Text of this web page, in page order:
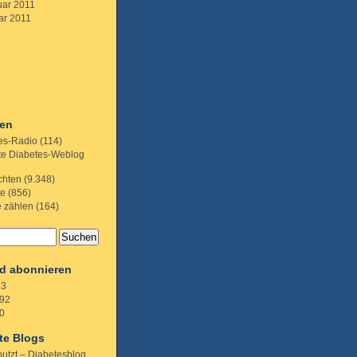
2011
2011
Radio (114)
Diabetes-Weblog
(9.348)
(856)
zählen (164)
abonnieren
Blogs
– Diabetesblog